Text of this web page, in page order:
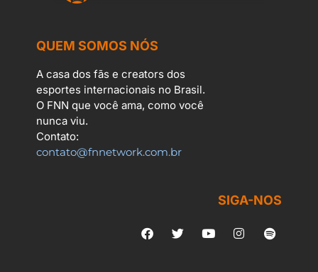
QUEM SOMOS NÓS
A casa dos fãs e creators dos
esportes internacionais no Brasil.
O FNN que você ama, como você
nunca viu.
Contato:
contato@fnnetwork.com.br
SIGA-NOS